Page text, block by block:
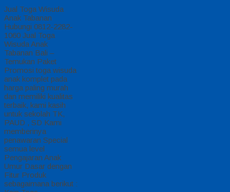
*Harga Hubungi CS
Pre Order
Pre Order
Jual Toga Wisuda
Anak Kaur
Jual Toga Wisuda
Anak Kaur Hubungi
0812-2282-1060 Jual
Toga Wisuda Anak
Kaur Bengkulu –
Temukan Paket
Promosi toga wisuda
anak komplet pada
harga paling murah
dan memiliki kualitas
terbaik, kami kasih
untuk sekolah TK,
PAUD , SD Kami